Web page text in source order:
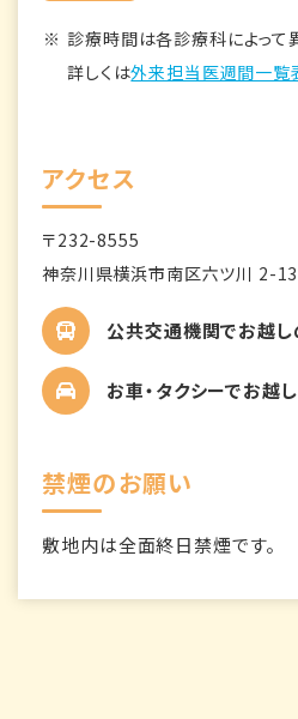
診療時間は各診療科によって
詳しくは外来担当医週間一覧
アクセス
〒232-8555
神奈川県横浜市南区六ツ川 2-
公共交通機関でお越し
お車・タクシーでお越
禁煙のお願い
敷地内は全面終日禁煙です。